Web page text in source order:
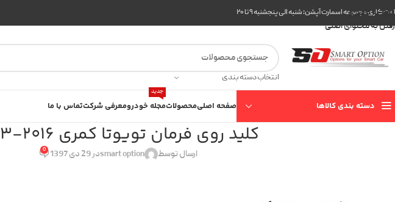
عبور به ناوبری
رفتن به محتوای اصلی
کاری مجموعه اسمارت آپشن: شنبه الی پنجشنبه ۹ تا ۲۰
انتخاب دسته بندی
دسته بندی کالاها صفحه اصلیمحصولاتمجله خودرو
جدید
معرفی شرکتتماس با ما
کلید روی فرمان تویوتا کمری 2016-2013
ارسال توسط smart optionدر 29 دی 1397 0